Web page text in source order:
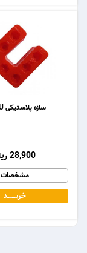
سازه پلاستیکی U شکل
28,900 ریال
مشخصات
خریـــــــد